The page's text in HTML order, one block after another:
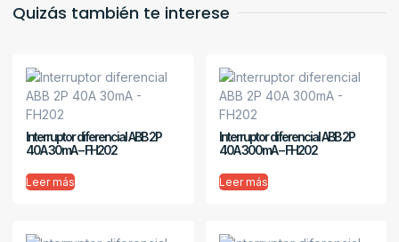
Quizás también te interese
Interruptor diferencial ABB 2P
40A 30mA – FH202
Leer más
Interruptor diferencial ABB 2P
40A 300mA – FH202
Leer más